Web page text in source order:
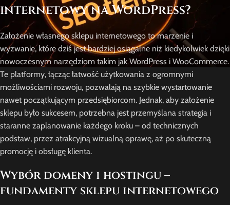
internetowy na WordPress?
Założenie własnego sklepu internetowego to marzenie i
wyzwanie, które dziś jest bardziej osiągalne niż kiedykolwiek dzięki
nowoczesnym narzędziom takim jak WordPress i WooCommerce.
Te platformy, łącząc łatwość użytkowania z ogromnymi
możliwościami rozwoju, pozwalają na szybkie wystartowanie
nawet początkującym przedsiębiorcom. Jednak, aby założenie
sklepu było sukcesem, potrzebna jest przemyślana strategia i
staranne zaplanowanie każdego kroku – od technicznych
podstaw, przez atrakcyjną wizualną oprawę, aż po skuteczną
promocję i obsługę klienta.
Wybór domeny i hostingu –
fundamenty sklepu internetowego